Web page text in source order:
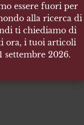
bronzo
guerra per l’unità
essere fuori per
alla ricerca di
ti chiediamo di
ora, i tuoi articoli
settembre 2026.
essere fuori per
alla ricerca di
ti chiediamo di
ora, i tuoi articoli
settembre 2026.